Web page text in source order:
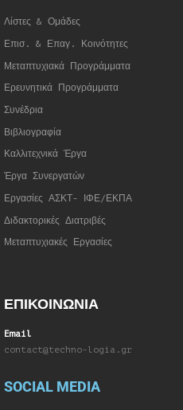
Λίστες & Ομάδες
Επισ. & Επαγ. Κοινότητες
Μεταπτυχιακά Προγράμματα
Ερευνητικά Προγράμματα
Συνέδρια
Βιβλιογραφία
Καλλιτεχνικά Έργα
Έργα Συνεργατών
Εργασίες ΑΣΚΤ- ΙΦΕ/ΕΚΠΑ
Διδακτορικές Διατριβές
Μεταπτυχιακές Εργασίες
ΕΠΙΚΟΙΝΩΝΙΑ
Email
contact@techno-logia.gr
SOCIAL MEDIA